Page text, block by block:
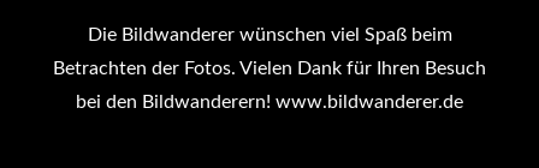
Die Bildwanderer wünschen viel Spaß beim
Betrachten der Fotos. Vielen Dank für Ihren Besuch
bei den Bildwanderern! www.bildwanderer.de